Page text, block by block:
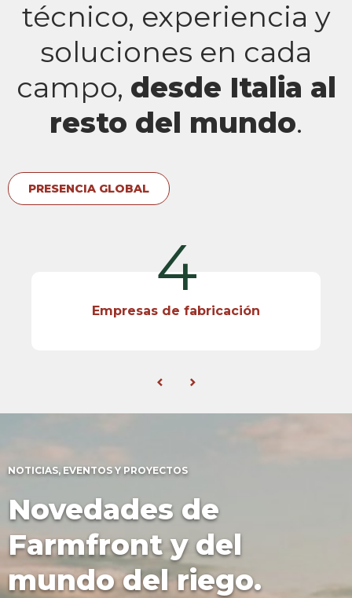
técnico, experiencia y
soluciones en cada
campo, desde Italia al
resto del mundo.
PRESENCIA GLOBAL
4
Empresas de fabricación
NOTICIAS, EVENTOS Y PROYECTOS
Novedades de
Farmfront y del
mundo del riego.